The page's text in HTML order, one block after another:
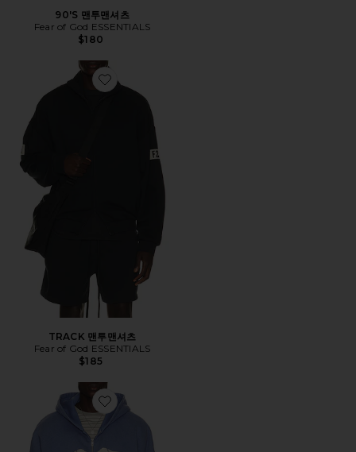
90'S 맨투맨셔츠
Fear of God ESSENTIALS
$180
Favorite TRACK 맨투맨셔츠
TRACK 맨투맨셔츠
Fear of God ESSENTIALS
$185
Favorite PEGASUS 후디